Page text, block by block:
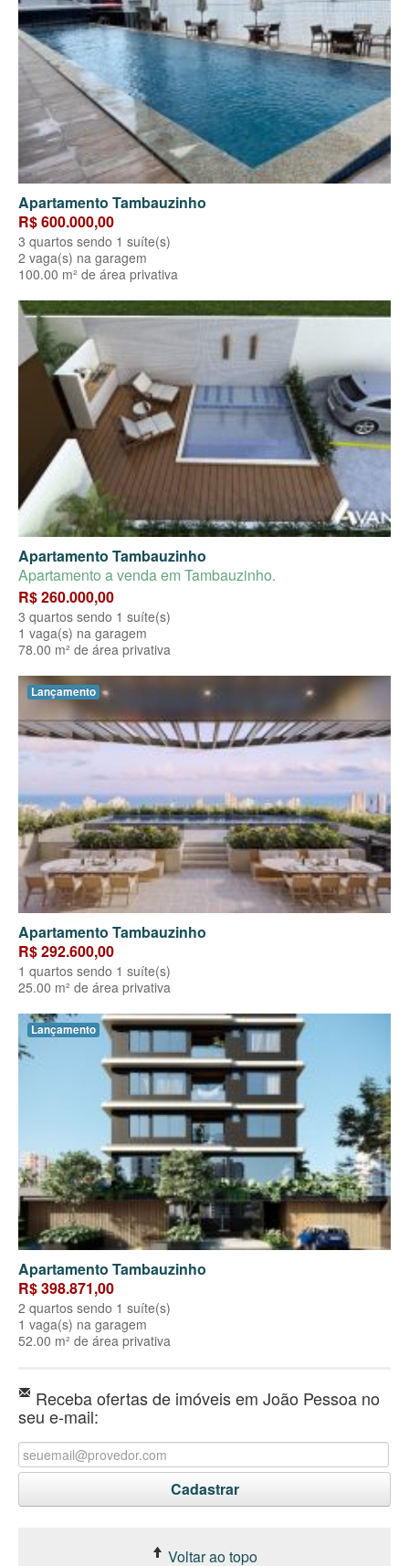
Apartamento Tambauzinho
R$ 600.000,00
3 quartos sendo 1 suíte(s)
2 vaga(s) na garagem
100.00 m² de área privativa
Apartamento Tambauzinho
Apartamento a venda em Tambauzinho.
R$ 260.000,00
3 quartos sendo 1 suíte(s)
1 vaga(s) na garagem
78.00 m² de área privativa
Lançamento
Apartamento Tambauzinho
R$ 292.600,00
1 quartos sendo 1 suíte(s)
25.00 m² de área privativa
Lançamento
Apartamento Tambauzinho
R$ 398.871,00
2 quartos sendo 1 suíte(s)
1 vaga(s) na garagem
52.00 m² de área privativa
Receba ofertas de imóveis em João Pessoa no
seu e-mail:
Voltar ao topo